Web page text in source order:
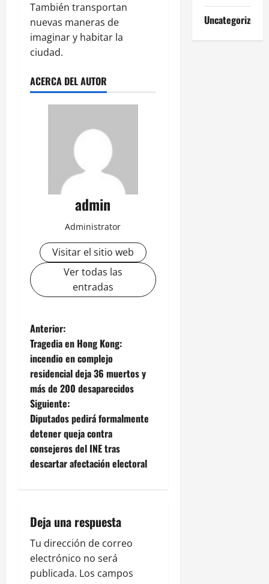
También transportan
nuevas maneras de
imaginar y habitar la
ciudad.
ACERCA DEL AUTOR
admin
Administrator
Visitar el sitio web
Ver todas las
entradas
N
a
v
e
g
a
i
ó
n
Anterior:
Tragedia en Hong Kong:
incendio en complejo
residencial deja 36 muertos y
más de 200 desaparecidos
Siguiente:
Diputados pedirá formalmente
detener queja contra
consejeros del INE tras
descartar afectación electoral
Deja una respuesta
Tu dirección de correo
electrónico no será
publicada. Los campos
Uncategorized